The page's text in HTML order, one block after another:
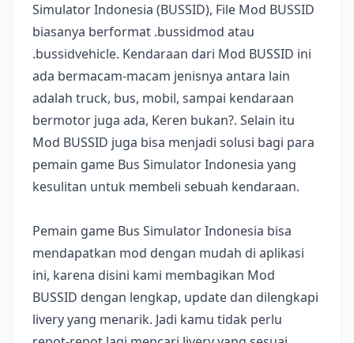
Simulator Indonesia (BUSSID), File Mod BUSSID
biasanya berformat .bussidmod atau
.bussidvehicle. Kendaraan dari Mod BUSSID ini
ada bermacam-macam jenisnya antara lain
adalah truck, bus, mobil, sampai kendaraan
bermotor juga ada, Keren bukan?. Selain itu
Mod BUSSID juga bisa menjadi solusi bagi para
pemain game Bus Simulator Indonesia yang
kesulitan untuk membeli sebuah kendaraan.
Pemain game Bus Simulator Indonesia bisa
mendapatkan mod dengan mudah di aplikasi
ini, karena disini kami membagikan Mod
BUSSID dengan lengkap, update dan dilengkapi
livery yang menarik. Jadi kamu tidak perlu